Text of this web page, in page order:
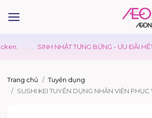
SINH NHẬT TƯNG BỪNG - ƯU ĐÃI HẾT
Trang chủ
Tuyển dụng
SUSHI KEI TUYỂN DỤNG NHÂN VIÊN PHỤC